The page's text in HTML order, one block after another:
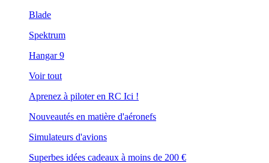
Blade
Spektrum
Hangar 9
Voir tout
Aprenez à piloter en RC Ici !
Nouveautés en matière d'aéronefs
Simulateurs d'avions
Superbes idées cadeaux à moins de 200 €